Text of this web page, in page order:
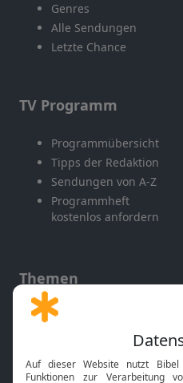
Genres
Alle Sendungen
Letzte Chance
TV Programm
Programmübersicht
Tipps der Redaktion
Sendungen von A-Z
Programmheft
kostenlos anfordern
Themen
Gott und Bibel erklärt
Neuigkeiten